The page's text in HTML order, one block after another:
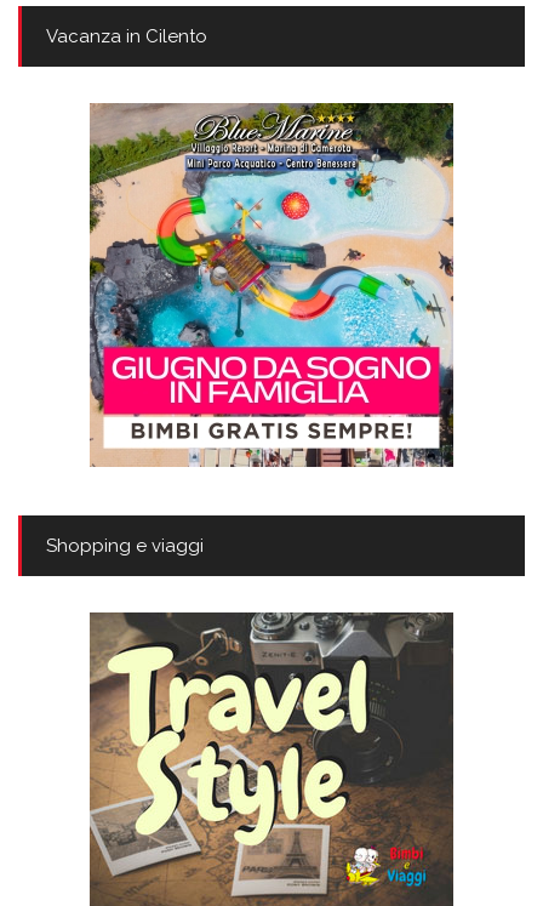
Vacanza in Cilento
Shopping e viaggi